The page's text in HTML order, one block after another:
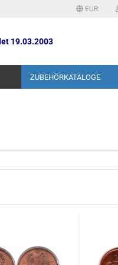
EUR
19.03.2003
ZUBEHÖRKATALOGE